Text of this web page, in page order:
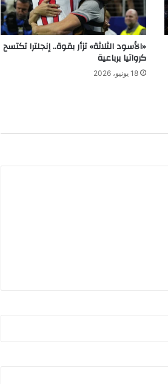
«الأسود الثلاثة» تزأر بقوة.. إنجلترا تكتسح
كرواتيا برباعية
18 يونيو، 2026